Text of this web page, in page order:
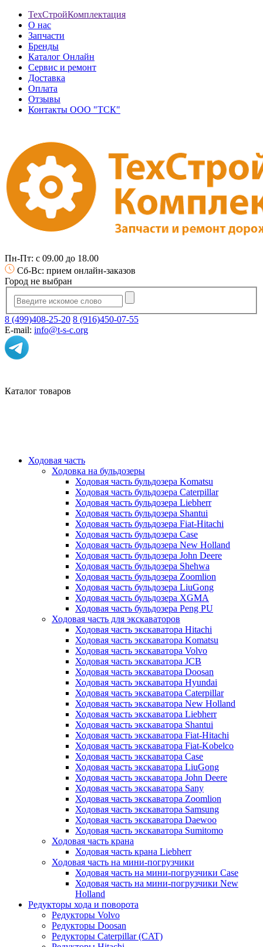
ТехСтройКомплектация
О нас
Запчасти
Бренды
Каталог Онлайн
Сервис и ремонт
Доставка
Оплата
Отзывы
Контакты ООО "ТСК"
Пн-Пт: с 09.00 до 18.00
Сб-Вс: прием онлайн-заказов
Город не выбран
8 (499)408-25-20 8 (916)450-07-55
E-mail: info@t-s-c.org
Каталог товаров
Ходовая часть
Ходовка на бульдозеры
Ходовая часть бульдозера Komatsu
Ходовая часть бульдозера Caterpillar
Ходовая часть бульдозера Liebherr
Ходовая часть бульдозера Shantui
Ходовая часть бульдозера Fiat-Hitachi
Ходовая часть бульдозера Case
Ходовая часть бульдозера New Holland
Ходовая часть бульдозера John Deere
Ходовая часть бульдозера Shehwa
Ходовая часть бульдозера Zoomlion
Ходовая часть бульдозера LiuGong
Ходовая часть бульдозера XGMA
Ходовая часть бульдозера Peng PU
Ходовая часть для экскаваторов
Ходовая часть экскаватора Hitachi
Ходовая часть экскаватора Komatsu
Ходовая часть экскаватора Volvo
Ходовая часть экскаватора JCB
Ходовая часть экскаватора Doosan
Ходовая часть экскаватора Hyundai
Ходовая часть экскаватора Caterpillar
Ходовая часть экскаватора New Holland
Ходовая часть экскаватора Liebherr
Ходовая часть экскаватора Shantui
Ходовая часть экскаватора Fiat-Hitachi
Ходовая часть экскаватора Fiat-Kobelco
Ходовая часть экскаватора Case
Ходовая часть экскаватора LiuGong
Ходовая часть экскаватора John Deere
Ходовая часть экскаватора Sany
Ходовая часть экскаватора Zoomlion
Ходовая часть экскаватора Samsung
Ходовая часть экскаватора Daewoo
Ходовая часть экскаватора Sumitomo
Ходовая часть крана
Ходовая часть крана Liebherr
Ходовая часть на мини-погрузчики
Ходовая часть на мини-погрузчики Case
Ходовая часть на мини-погрузчики New
Holland
Редукторы хода и поворота
Редукторы Volvo
Редукторы Doosan
Редукторы Caterpillar (CAT)